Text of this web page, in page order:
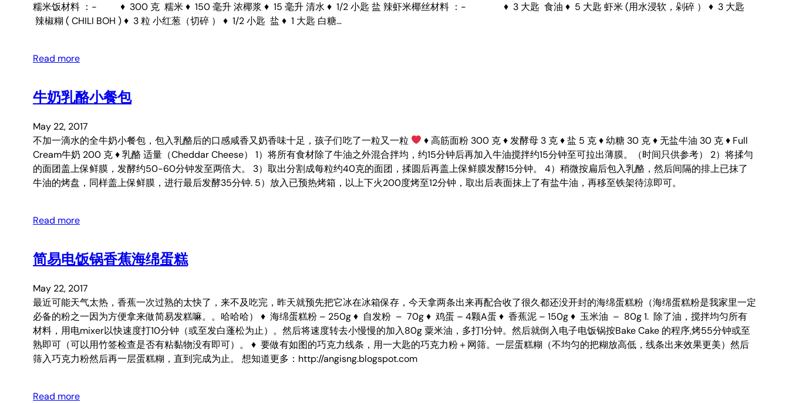
糯米饭材料 ：- ♦ 300 克 糯米 ♦ 150 毫升 浓椰浆 ♦ 15 毫升 清水 ♦ 1/2 小匙 盐 辣虾米椰丝材料 ：- ♦ 3 大匙 食油 ♦ 5 大匙 虾米 (用水浸软，剁碎 ） ♦ 3 大匙
辣椒糊 ( CHILI BOH ) ♦ 3 粒 小红葱（切碎 ） ♦ 1/2 小匙 盐 ♦ 1 大匙 白糖…
Read more
牛奶乳酪小餐包
May 22, 2017
不加一滴水的全牛奶小餐包，包入乳酪后的口感咸香又奶香味十足，孩子们吃了一粒又一粒
♦ 高筋面粉 300 克 ♦ 发酵母 3 克 ♦ 盐 5 克 ♦ 幼糖 30 克 ♦ 无盐牛油 30 克 ♦ Full
Cream牛奶 200 克 ♦ 乳酪 适量（Cheddar Cheese） 1）将所有食材除了牛油之外混合拌均，约15分钟后再加入牛油搅拌约15分钟至可拉出薄膜。（时间只供参考） 2）将揉勻
的面团盖上保鲜膜，发酵约50-60分钟发至两倍大。 3）取出分割成每粒约40克的面团，揉圆后再盖上保鲜膜发酵15分钟。 4）稍微按扁后包入乳酪，然后间隔的排上已抹了
牛油的烤盘，同样盖上保鲜膜，进行最后发酵35分钟. 5）放入已预热烤箱，以上下火200度烤至12分钟，取出后表面抹上了有盐牛油，再移至铁架待涼即可。
Read more
简易电饭锅香蕉海绵蛋糕
May 22, 2017
最近可能天气太热，香蕉一次过熟的太快了，来不及吃完，昨天就预先把它冰在冰箱保存，今天拿两条出来再配合收了很久都还没开封的海绵蛋糕粉（海绵蛋糕粉是我家里一定
必备的粉之一因为方便拿来做简易发糕嘛。。哈哈哈） ♦ 海绵蛋糕粉 – 250g ♦ 自发粉 – 70g ♦ 鸡蛋 – 4颗A蛋 ♦ 香蕉泥 – 150g ♦ 玉米油 – 80g 1. 除了油，搅拌均匀所有
材料，用电mixer以快速度打10分钟（或至发白蓬松为止）。然后将速度转去小慢慢的加入80g 粟米油，多打1分钟。然后就倒入电子电饭锅按Bake Cake 的程序,烤55分钟或至
熟即可（可以用竹签检查是否有粘黏物没有即可）。 ♦ 要做有如图的巧克力线条，用一大匙的巧克力粉＋网筛。一层蛋糕糊（不均匀的把糊放高低，线条出来效果更美）然后
筛入巧克力粉然后再一层蛋糕糊，直到完成为止。 想知道更多：http://angisng.blogspot.com
Read more